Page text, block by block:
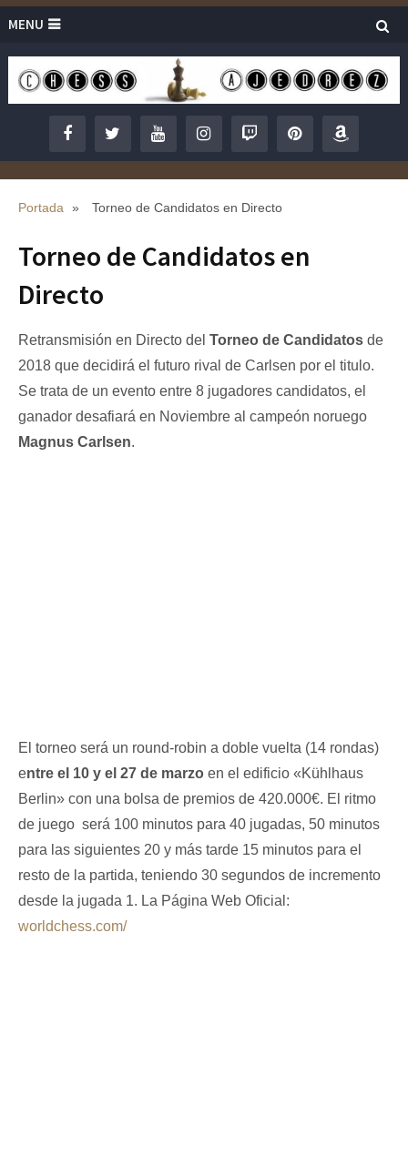
MENU
Portada » Torneo de Candidatos en Directo
Torneo de Candidatos en
Directo
Retransmisión en Directo del Torneo de Candidatos de
2018 que decidirá el futuro rival de Carlsen por el titulo.
Se trata de un evento entre 8 jugadores candidatos, el
ganador desafiará en Noviembre al campeón noruego
Magnus Carlsen.
El torneo será un round-robin a doble vuelta (14 rondas)
entre el 10 y el 27 de marzo en el edificio «Kühlhaus
Berlin» con una bolsa de premios de 420.000€. El ritmo
de juego será 100 minutos para 40 jugadas, 50 minutos
para las siguientes 20 y más tarde 15 minutos para el
resto de la partida, teniendo 30 segundos de incremento
desde la jugada 1. La Página Web Oficial:
worldchess.com/